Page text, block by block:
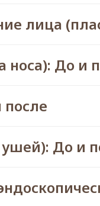
лица
носа): До и
До и